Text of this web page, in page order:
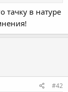
тачку в натуре
#42